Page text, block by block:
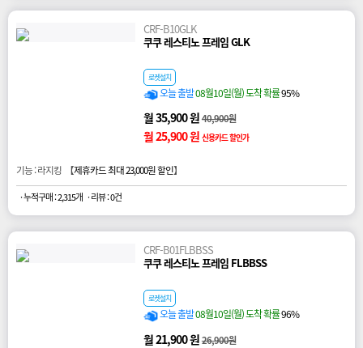
CRF-B10GLK
쿠쿠 레스티노 프레임 GLK
로켓설치
오늘 출발08월10일(월) 도착 확률95%
월 35,900 원40,900원
월 25,900 원 신용카드 할인가
기능 : 라지킹 【제휴카드 최대 23,000원 할인】
· 누적구매 : 2,315개 · 리뷰 : 0건
CRF-B01FLBBSS
쿠쿠 레스티노 프레임 FLBBSS
로켓설치
오늘 출발08월10일(월) 도착 확률96%
월 21,900 원26,900원